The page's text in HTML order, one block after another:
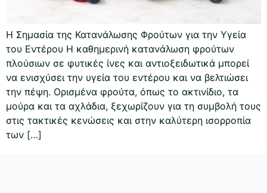
Η Σημασία της Κατανάλωσης Φρούτων για την Υγεία
του Εντέρου Η καθημερινή κατανάλωση φρούτων
πλούσιων σε φυτικές ίνες και αντιοξειδωτικά μπορεί
να ενισχύσει την υγεία του εντέρου και να βελτιώσει
την πέψη. Ορισμένα φρούτα, όπως το ακτινίδιο, τα
μούρα και τα αχλάδια, ξεχωρίζουν για τη συμβολή τους
στις τακτικές κενώσεις και στην καλύτερη ισορροπία
των […]